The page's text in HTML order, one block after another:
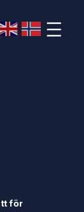
för